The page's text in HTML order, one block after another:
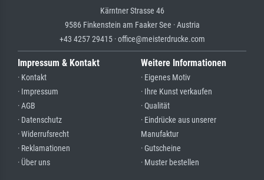
Kärntner Strasse 46
9586 Finkenstein am Faaker See · Austria
+43 4257 29415 · office@meisterdrucke.com
Impressum & Kontakt
· Kontakt
· Impressum
· AGB
· Datenschutz
· Widerrufsrecht
· Reklamationen
· Über uns
Weitere Informationen
· Eigenes Motiv
· Ihre Kunst verkaufen
· Qualität
· Eindrücke aus unserer
Manufaktur
· Gutscheine
· Muster bestellen